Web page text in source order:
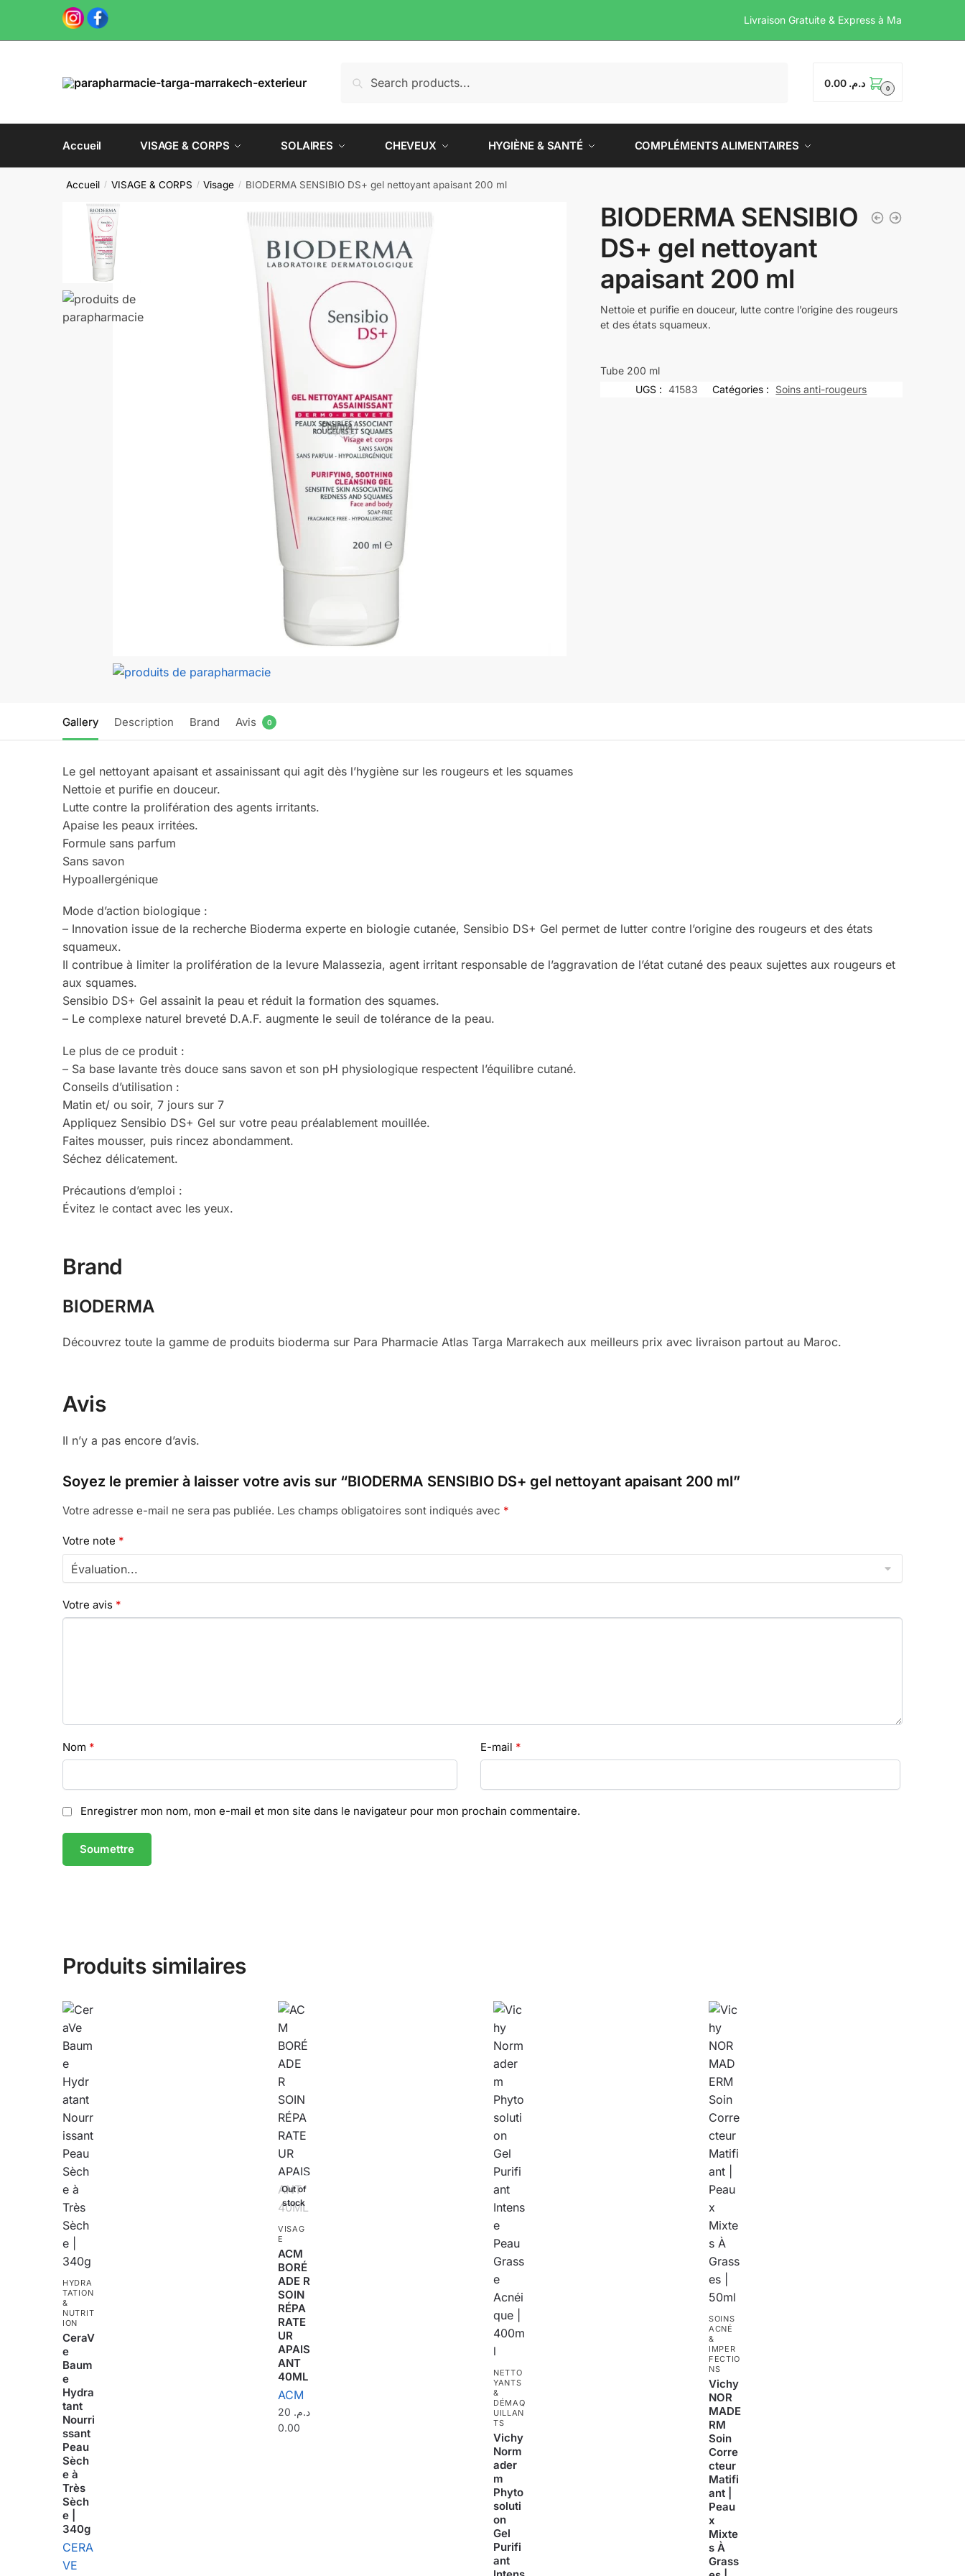
navigation
content
Livraison Gratuite &
pour :
د.م. 0.00 0
Accueil VISAGE & CORPS SOLAIRES CHEVEUX HYGIÈNE & SANTÉ COMPLÉMENTS ALIMENTAIRES
Accueil / VISAGE & CORPS / Visage / BIODERMA SENSIBIO DS+ gel nettoyant apaisant 200 ml
BIODERMA SENSIBIO
DS+ gel nettoyant
apaisant 200 ml
Nettoie et purifie en douceur, lutte contre l’origine des rougeurs
et des états squameux.
Tube 200 ml
UGS :
41583 Catégories : Soins anti-rougeurs
Gallery Description Brand Avis 0
Le gel nettoyant apaisant et assainissant qui agit dès l’hygiène sur les rougeurs et les squames
Nettoie et purifie en douceur.
Lutte contre la prolifération des agents irritants.
Apaise les peaux irritées.
Formule sans parfum
Sans savon
Hypoallergénique
Mode d’action biologique :
– Innovation issue de la recherche Bioderma experte en biologie cutanée, Sensibio DS+ Gel permet de lutter contre l’origine des rougeurs et des états
squameux.
Il contribue à limiter la prolifération de la levure Malassezia, agent irritant responsable de l’aggravation de l’état cutané des peaux sujettes aux rougeurs et
aux squames.
Sensibio DS+ Gel assainit la peau et réduit la formation des squames.
– Le complexe naturel breveté D.A.F. augmente le seuil de tolérance de la peau.
Le plus de ce produit :
– Sa base lavante très douce sans savon et son pH physiologique respectent l’équilibre cutané.
Conseils d’utilisation :
Matin et/ ou soir, 7 jours sur 7
Appliquez Sensibio DS+ Gel sur votre peau préalablement mouillée.
Faites mousser, puis rincez abondamment.
Séchez délicatement.
Précautions d’emploi :
Évitez le contact avec les yeux.
Brand
BIODERMA
Découvrez toute la gamme de produits bioderma sur Para Pharmacie Atlas Targa Marrakech aux meilleurs prix avec livraison partout au Maroc.
Avis
Il n’y a pas encore d’avis.
Soyez le premier à laisser votre avis sur “BIODERMA SENSIBIO DS+ gel nettoyant apaisant 200 ml”
Votre adresse e-mail ne sera pas publiée. Les champs obligatoires sont indiqués avec *
Votre note *
Votre avis *
Nom * E-mail *
Enregistrer mon nom, mon e-mail et mon site dans le navigateur pour mon prochain commentaire.
Produits similaires
HYDRA
TATION
&
NUTRIT
ION
CeraV
e
Baum
e
Hydra
tant
Nourri
ssant
Peau
Sèch
e à
Très
Sèch
e |
340g
CERA
VE
Out of
stock
VISAG
E
ACM
BORÉ
ADE R
SOIN
RÉPA
RATE
UR
APAIS
ANT
40ML
ACM
د.م. 20
0.00
NETTO
YANTS
&
DÉMAQ
UILLAN
TS
Vichy
Norm
ader
m
Phyto
soluti
on
Gel
Purifi
ant
SOINS
ACNÉ
&
IMPER
FECTIO
NS
Vichy
NOR
MADE
RM
Soin
Corre
cteur
Matifi
ant |
Peau
x
Mixte
s À
Grass